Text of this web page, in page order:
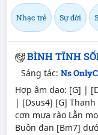
Nhạc trẻ Sự đời
BÌNH TĨNH
Sáng tác: Ns OnlyC
Hợp âm dạo: [G] |
| [Dsus4] [G]
cơn mưa rào Lẫn
Buồn đan [Bm7]